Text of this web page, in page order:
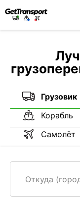
Грузовик
Корабль
Самолёт
Откуда